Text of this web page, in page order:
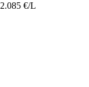
2.085 €/L